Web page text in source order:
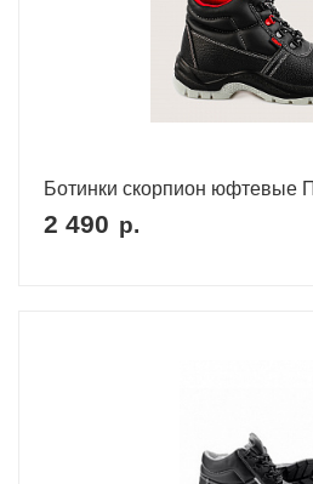
Ботинки скорпион юфтевые
2 490 р.